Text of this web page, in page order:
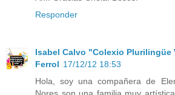
Responder
Isabel Calvo "Colexio Plurilingüe
Ferrol 17/12/12 18:53
Hola, soy una compañera de